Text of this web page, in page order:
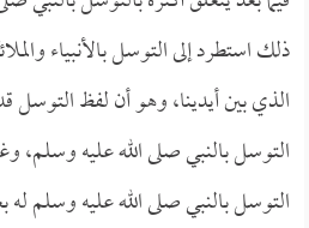
ذلك استطرد إلى التوسل بالأنبياء
الذي بين أيدينا، وهو أن لفظ التوسل
التوسل بالنبي صلى الله عليه وسلم،
التوسل بالنبي صلى الله عليه